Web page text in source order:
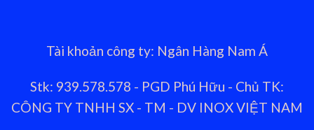
Tài khoản công ty: Ngân Hàng Nam Á
Stk: 939.578.578 - PGD Phú Hữu - Chủ TK:
CÔNG TY TNHH SX - TM - DV INOX VIỆT NAM